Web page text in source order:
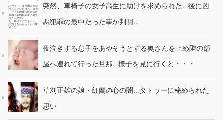
突然、車椅子の女子高生に助けを求められた…後に凶
悪犯罪の最中だった事が判明…
夜泣きする息子をあやそうとする奥さんを止め隣の部
屋へ連れて行った旦那…様子を見に行くと・・・
草刈正雄の娘・紅蘭の心の闇…タトゥーに秘められた
思い